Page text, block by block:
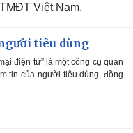
Việt Nam.
tiêu dùng
điện tử” là một công cụ quan
tin của người tiêu dùng, đồng